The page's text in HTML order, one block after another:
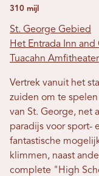
310 mijl
St. George Gebied
Het Entrada Inn
Tuacahn Amfitheater
Vertrek vanuit het
zuiden om te
van St. George, net
paradijs voor sport-
fantastische
klimmen, naast
complete "High